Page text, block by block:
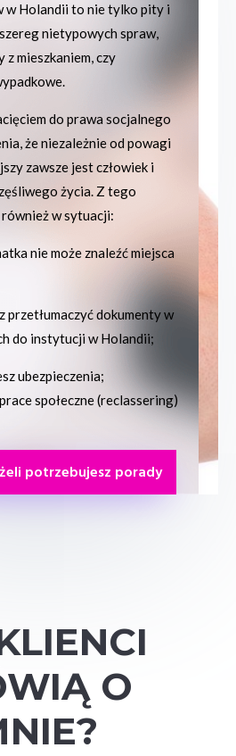
w Holandii to nie tylko pity i
nietypowych spraw,
z mieszkaniem, czy
do prawa socjalnego
że niezależnie od powagi
zawsze jest człowiek i
życia. Z tego
w sytuacji:
nie może znaleźć miejsca
przetłumaczyć dokumenty w
do instytucji w Holandii;
ubezpieczenia;
społeczne (reclassering)
potrzebujesz porady
O